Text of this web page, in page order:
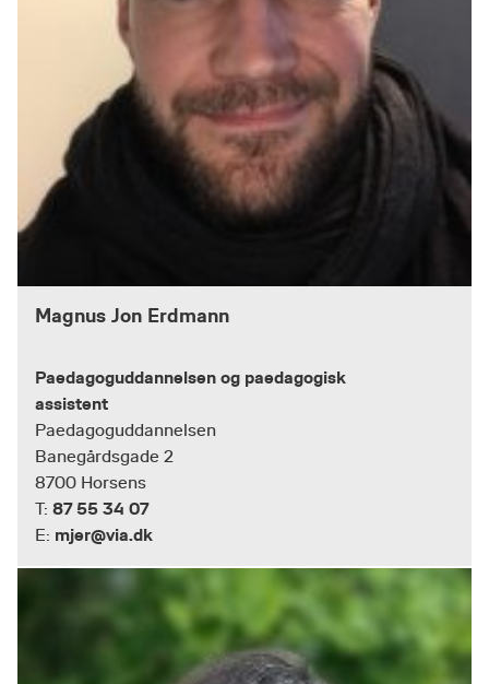
Magnus Jon Erdmann
Paedagoguddannelsen og paedagogisk
assistent
Paedagoguddannelsen
Banegårdsgade 2
8700 Horsens
T: 87 55 34 07
E: mjer@via.dk